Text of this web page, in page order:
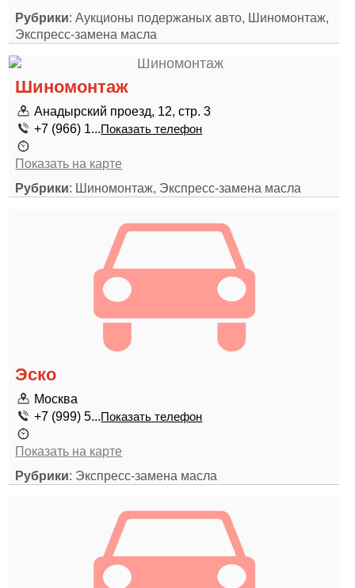
Рубрики: Аукционы подержаных авто, Шиномонтаж,
Экспресс-замена масла
Шиномонтаж
Анадырский проезд, 12, стр. 3
+7 (966) 1...Показать телефон
Показать на карте
Рубрики: Шиномонтаж, Экспресс-замена масла
Эско
Москва
+7 (999) 5...Показать телефон
Показать на карте
Рубрики: Экспресс-замена масла